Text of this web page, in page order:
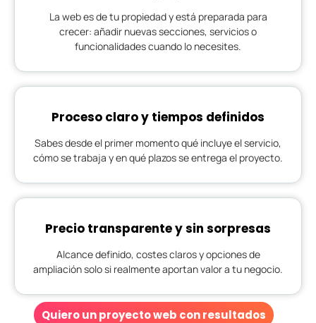
La web es de tu propiedad y está preparada para
crecer: añadir nuevas secciones, servicios o
funcionalidades cuando lo necesites.
Proceso claro y tiempos definidos
Sabes desde el primer momento qué incluye el servicio,
cómo se trabaja y en qué plazos se entrega el proyecto.
Precio transparente y sin sorpresas
Alcance definido, costes claros y opciones de
ampliación solo si realmente aportan valor a tu negocio.
Quiero un proyecto web con resultados